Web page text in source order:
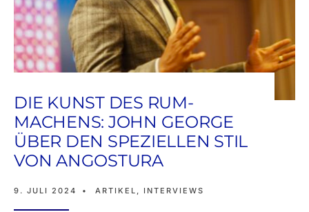
DIE KUNST DES RUM-
MACHENS: JOHN GEORGE
ÜBER DEN SPEZIELLEN STIL
VON ANGOSTURA
9. JULI 2024 • ARTIKEL , INTERVIEWS